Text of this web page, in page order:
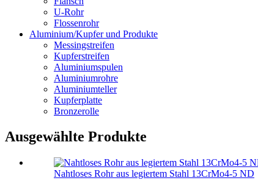
U-Rohr
Flossenrohr
Aluminium/Kupfer und Produkte
Messingstreifen
Kupferstreifen
Aluminiumspulen
Aluminiumrohre
Aluminiumteller
Kupferplatte
Bronzerolle
Ausgewählte Produkte
Nahtloses Rohr aus legiertem Stahl 13CrMo4-5 ND